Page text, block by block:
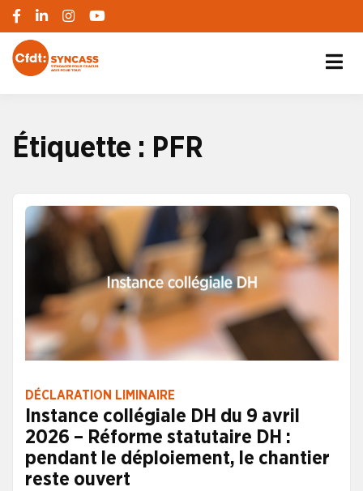
Étiquette : PFR
DÉCLARATION LIMINAIRE
Instance collégiale DH du 9 avril
2026 – Réforme statutaire DH :
pendant le déploiement, le chantier
reste ouvert